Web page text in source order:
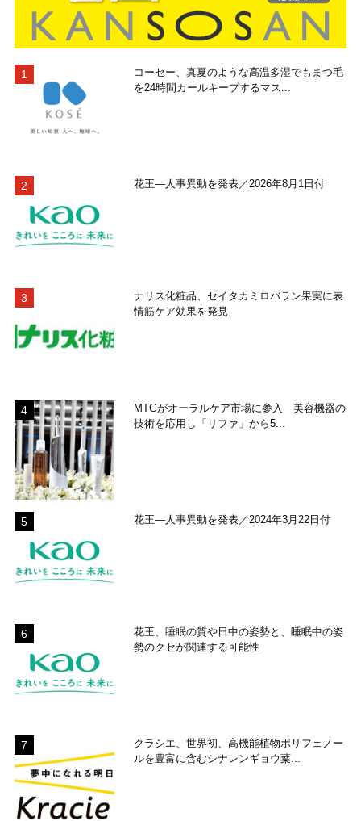
コーセー、真夏のような高温多湿でもまつ毛
を24時間カールキープするマス...
花王―人事異動を発表／2026年8月1日付
ナリス化粧品、セイタカミロバラン果実に表
情筋ケア効果を発見
MTGがオーラルケア市場に参入 美容機器の
技術を応用し「リファ」から5...
花王―人事異動を発表／2024年3月22日付
花王、睡眠の質や日中の姿勢と、睡眠中の姿
勢のクセが関連する可能性
クラシエ、世界初、高機能植物ポリフェノー
ルを豊富に含むシナレンギョウ葉...